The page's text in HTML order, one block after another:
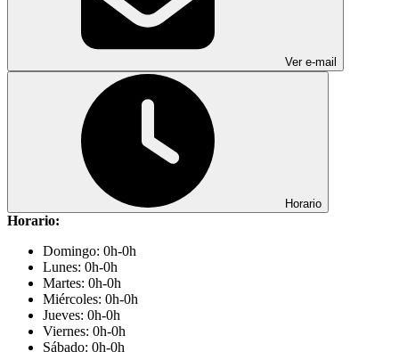
Ver e-mail
Horario
Horario:
Domingo: 0h-0h
Lunes: 0h-0h
Martes: 0h-0h
Miércoles: 0h-0h
Jueves: 0h-0h
Viernes: 0h-0h
Sábado: 0h-0h